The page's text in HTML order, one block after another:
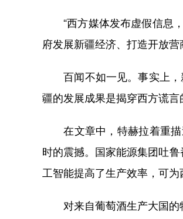
“西方媒体发布虚假信息，
府发展新疆经济、打造开放营
百闻不如一见。事实上，
疆的发展成果是揭穿西方谎言
在文章中，特赫拉着重描
时的震撼。国家能源集团吐
工智能提高了生产效率，可为
对来自葡萄酒生产大国的特